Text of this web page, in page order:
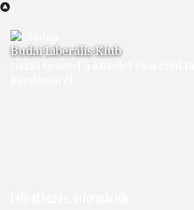
Ugrás
tartalomra
Budai Liberális Klub